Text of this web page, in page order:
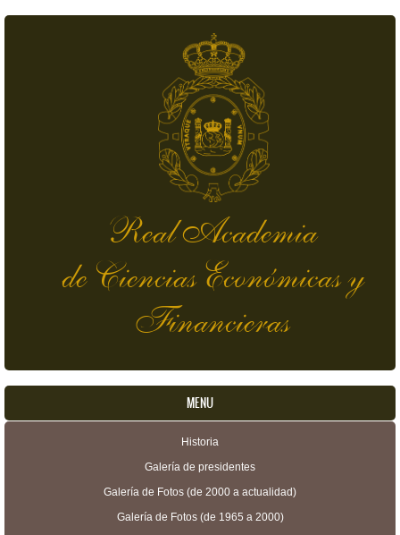
Real Academia
de Ciencias Económicas y
Financieras
MENU
Historia
Galería de presidentes
Galería de Fotos (de 2000 a actualidad)
Galería de Fotos (de 1965 a 2000)